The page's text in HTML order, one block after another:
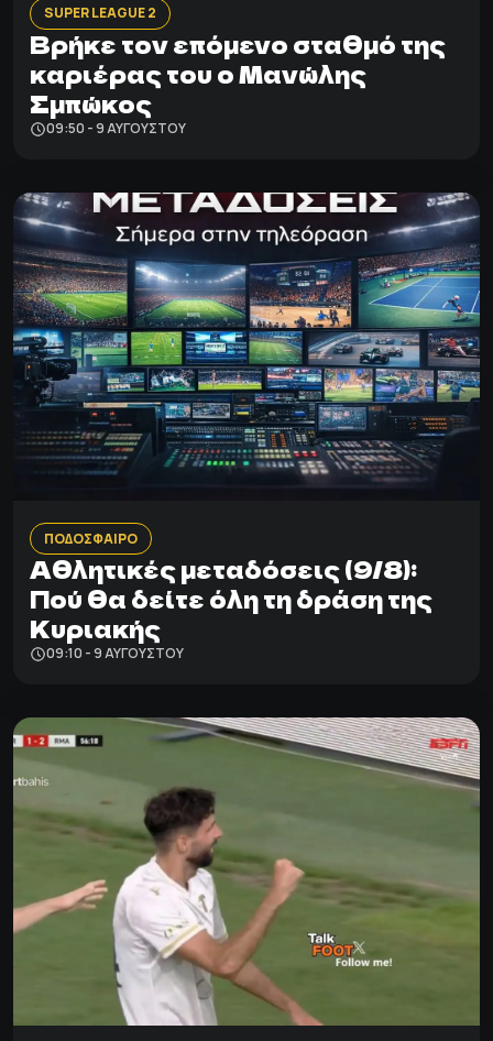
SUPER LEAGUE 2
Βρήκε τον επόμενο σταθμό της
καριέρας του ο Μανώλης
Σμπώκος
09:50 - 9 ΑΥΓΟΎΣΤΟΥ
ΠΟΔΟΣΦΑΙΡΟ
Αθλητικές μεταδόσεις (9/8):
Πού θα δείτε όλη τη δράση της
Κυριακής
09:10 - 9 ΑΥΓΟΎΣΤΟΥ